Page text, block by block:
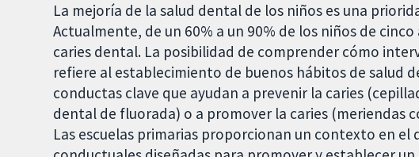
La mejoría de la salud dental de los niños es una
Actualmente, de un 60% a un 90% de los niños de
caries dental. La posibilidad de comprender cómo
refiere al establecimiento de buenos hábitos de salud
conductas clave que ayudan a prevenir la caries
dental de fluorada) o a promover la caries (meriendas
Las escuelas primarias proporcionan un contexto en